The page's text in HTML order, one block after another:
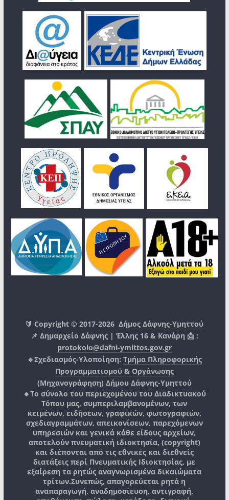
🔰 Copyright © 2017-2026Δήμος Δάφνης-Υμηττού
📌 Δημαρχείο Δάφνης | Έλλης 16 & Κανάρη 📩 :
protokolo@dafni-ymittos.gov.gr
🔹Σχεδιασμός-Υλοποίηση: Τμήμα Πληροφορικής
Προγραμματισμού & Οργάνωσης
(Μηχανογράφηση) Δήμου Δάφνης-Υμηττού
🔸Το σύνολο του περιεχομένου του Διαδικτυακού
Τόπου μας, συμπεριλαμβανομένων, των
κειμένων, ειδήσεων, γραφικών, φωτογραφιών,
σχεδιαγραμμάτων, απεικονίσεων, παρεχόμενων
υπηρεσιών και γενικά κάθε είδους αρχείων,
αποτελούν πνευματική ιδιοκτησία, (copyright)
και διέπονται από τις εθνικές και διεθνείς
διατάξεις περί Πνευματικής Ιδιοκτησίας, με
εξαίρεση τα ρητώς αναγνωρισμένα δικαιώματα
τρίτων.Συνεπώς, απαγορεύεται ρητά η
αναπαραγωγή, αναδημοσίευση, αντιγραφή,